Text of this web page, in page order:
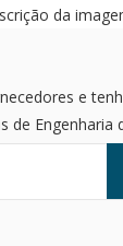
e
de Engenharia